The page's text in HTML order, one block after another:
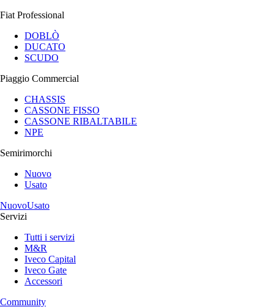
Fiat Professional
DOBLÒ
DUCATO
SCUDO
Piaggio Commercial
CHASSIS
CASSONE FISSO
CASSONE RIBALTABILE
NPE
Semirimorchi
Nuovo
Usato
NuovoUsato
Servizi
Tutti i servizi
M&R
Iveco Capital
Iveco Gate
Accessori
Community